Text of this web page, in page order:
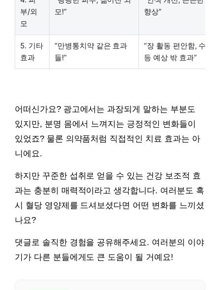
부/외
모
모!”
향상”
5. 기타
효과
“만병통치약 같은 효과
들!”
“장 활동 편안함, 수면
등 예상 밖 효과”
어떠신가요? 광고에서는 과장되게 말하는 부분도
있지만, 분명 몸에서 느껴지는 긍정적인 변화들이
있었죠? 물론 의약품처럼 직접적인 치료 효과는 아
니에요.
하지만 꾸준한 섭취로 얻을 수 있는 건강 보조적 효
과는 충분히 매력적이라고 생각합니다. 여러분도 혹
시 혈당 영양제를 드셔보셨다면 어떤 변화를 느끼셨
나요?
댓글로 솔직한 경험을 공유해주세요. 여러분의 이야
기가 다른 분들에게도 큰 도움이 될 거예요!